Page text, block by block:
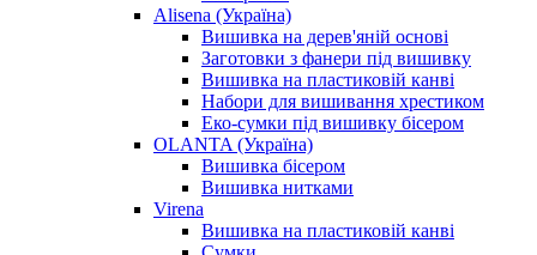
Alisena (Україна)
Вишивка на дерев'яній основі
Заготовки з фанери під вишивку
Вишивка на пластиковій канві
Набори для вишивання хрестиком
Еко-сумки під вишивку бісером
OLANTA (Україна)
Вишивка бісером
Вишивка нитками
Virena
Вишивка на пластиковій канві